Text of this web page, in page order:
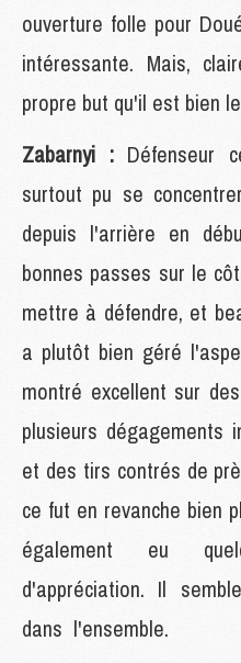
ouverture folle pour
intéressante. Mais,
propre but qu'il est bien
Zabarnyi : Défenseur
surtout pu se
depuis l'arrière en
bonnes passes sur le
mettre à défendre, et
a plutôt bien géré
montré excellent sur
plusieurs dégagements
et des tirs contrés de
ce fut en revanche bien
également eu
d'appréciation. Il
dans l'ensemble.